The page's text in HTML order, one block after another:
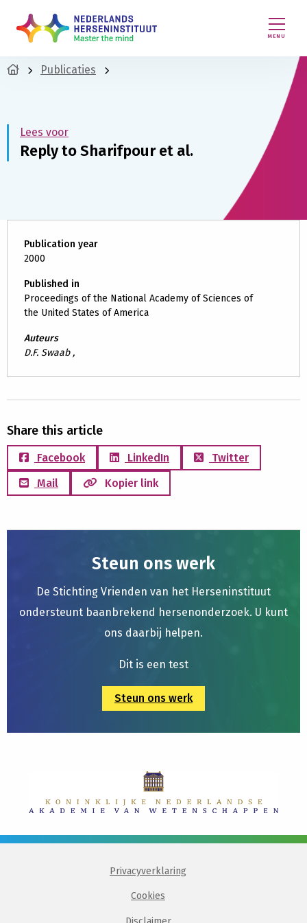
MENU
Publicaties
Lees voor
Reply to Sharifpour et al.
Publication year
2000
Published in
Proceedings of the National Academy of Sciences of
the United States of America
Auteurs
D.F. Swaab ,
Share this article
Facebook LinkedIn
Twitter
Mail
Kopier link
Steun ons werk
De Stichting Vrienden van het Herseninstituut
ondersteunt baanbrekend hersenonderzoek. U kunt
ons daarbij helpen.
Dit is een test
Steun ons werk
Privacyverklaring
Cookies